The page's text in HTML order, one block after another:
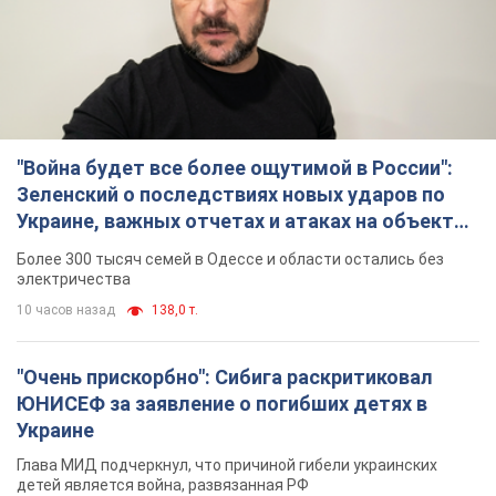
"Война будет все более ощутимой в России":
Зеленский о последствиях новых ударов по
Украине, важных отчетах и атаках на объекты
противника. Видео
Более 300 тысяч семей в Одессе и области остались без
электричества
10 часов назад 138,0 т.
"Очень прискорбно": Сибига раскритиковал
ЮНИСЕФ за заявление о погибших детях в
Украине
Глава МИД подчеркнул, что причиной гибели украинских
детей является война, развязанная РФ